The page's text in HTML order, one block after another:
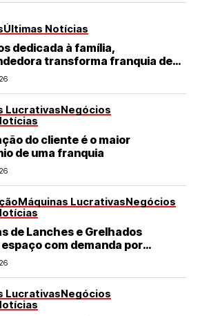
Últimas Notícias
dedicada à família,
transforma franquia de
negócio de destaque no RN
LucrativasNegócios
do cliente é o maior
de uma franquia
Máquinas LucrativasNegócios
de Lanches e Grelhados
com demanda por
rápidas e de qualidade
LucrativasNegócios